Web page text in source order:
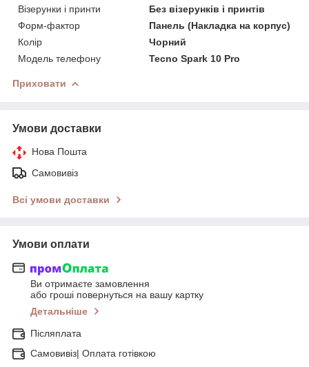
Візерунки і принти
Без візерунків і принтів
Форм-фактор
Панель (Накладка на корпус)
Колір
Чорний
Модель телефону
Tecno Spark 10 Pro
Приховати
Умови доставки
Нова Пошта
Самовивіз
Всі умови доставки
Умови оплати
Ви отримаєте замовлення
або гроші повернуться на вашу картку
Детальніше
Післяплата
Самовивіз| Оплата готівкою